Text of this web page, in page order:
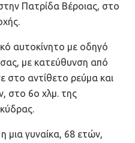
Πατρίδα Βέροιας, στο
αυτοκίνητο με οδηγό
με κατεύθυνση από
στο αντίθετο ρεύμα και
στο 6ο χλμ. της
γυναίκα, 68 ετών,